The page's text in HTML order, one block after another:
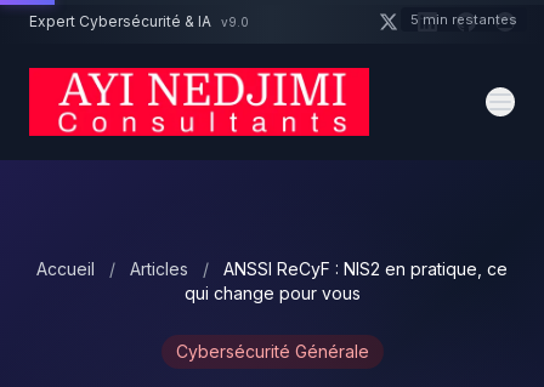
Aller au contenu principal
Expert Cybersécurité & IA v9.0
Accueil / Articles /
ANSSI ReCyF : NIS2 en pratique, ce
qui change pour vous
Cybersécurité Générale
Un projet cybersécurité ? 5 min restantes